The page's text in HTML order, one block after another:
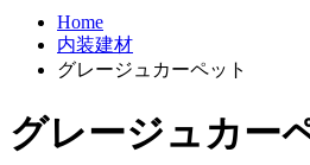
Home
内装建材
グレージュカーペット
グレージュカー